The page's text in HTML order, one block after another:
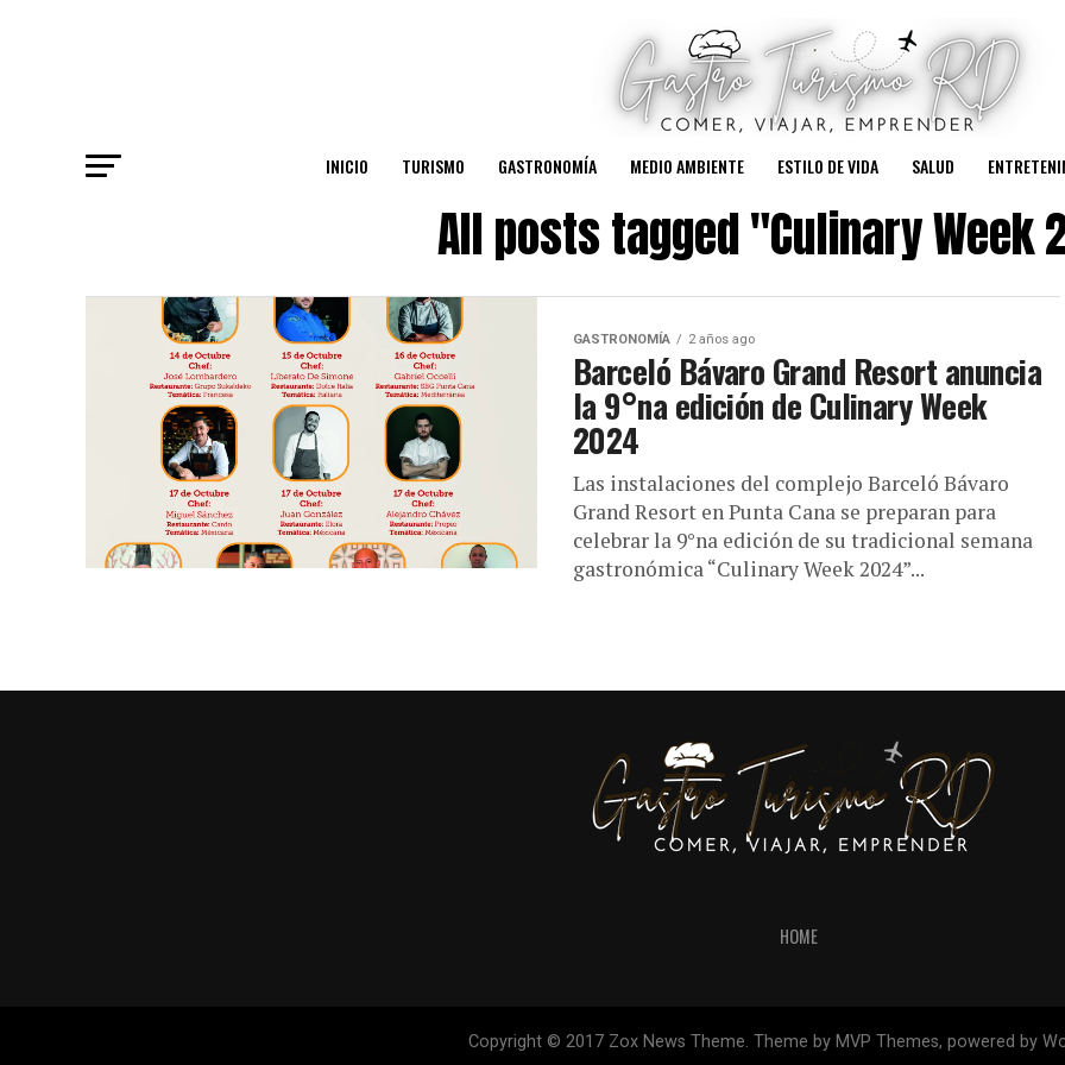
INICIO TURISMO GASTRONOMÍA MEDIO AMBIENTE ESTILO DE VIDA SALUD
All posts tagged "Culinary Week
GASTRONOMÍA 2 años ago
Barceló Bávaro Grand Resort anuncia
la 9°na edición de Culinary Week
2024
Las instalaciones del complejo Barceló Bávaro
Grand Resort en Punta Cana se preparan para
celebrar la 9°na edición de su tradicional semana
gastronómica “Culinary Week 2024”...
HOME
Copyright © 2017 Zox News Theme. Theme by MVP Themes, powered by